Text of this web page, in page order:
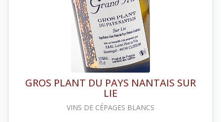
GROS PLANT DU PAYS NANTAIS SUR
LIE
VINS DE CÉPAGES BLANCS